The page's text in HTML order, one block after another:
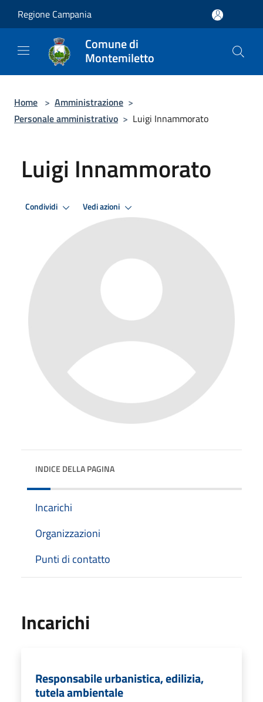
Regione Campania
Comune di
Montemiletto
Home > Amministrazione >
Personale amministrativo > Luigi Innammorato
Luigi Innammorato
Condividi Vedi azioni
INDICE DELLA PAGINA
Incarichi
Organizzazioni
Punti di contatto
Incarichi
Responsabile urbanistica, edilizia,
tutela ambientale